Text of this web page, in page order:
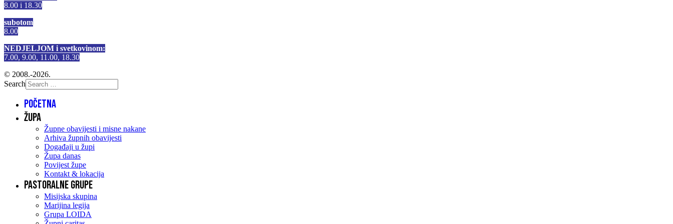
8.00 i 18.30
subotom
8.00
NEDJELJOM i svetkovinom:
7.00, 9.00, 11.00, 18.30
© 2008.-2026.
Search
Početna
Župa
Župne obavijesti i misne nakane
Arhiva župnih obavijesti
Događaji u župi
Župa danas
Povijest župe
Kontakt & lokacija
Pastoralne grupe
Misijska skupina
Marijina legija
Grupa LOIDA